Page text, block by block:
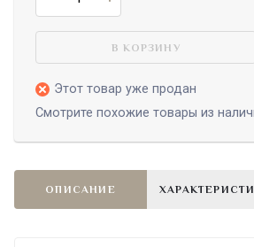
В КОРЗИНУ
Этот товар уже продан
Смотрите похожие товары из
ОПИСАНИЕ